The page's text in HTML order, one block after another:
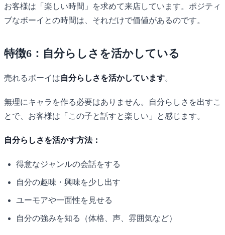
お客様は「楽しい時間」を求めて来店しています。ポジティ
ブなボーイとの時間は、それだけで価値があるのです。
特徴6：自分らしさを活かしている
売れるボーイは自分らしさを活かしています。
無理にキャラを作る必要はありません。自分らしさを出すこ
とで、お客様は「この子と話すと楽しい」と感じます。
自分らしさを活かす方法：
得意なジャンルの会話をする
自分の趣味・興味を少し出す
ユーモアや一面性を見せる
自分の強みを知る（体格、声、雰囲気など）